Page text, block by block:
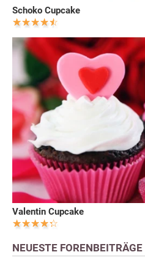
Schoko Cupcake
Valentin Cupcake
NEUESTE FORENBEITRÄGE